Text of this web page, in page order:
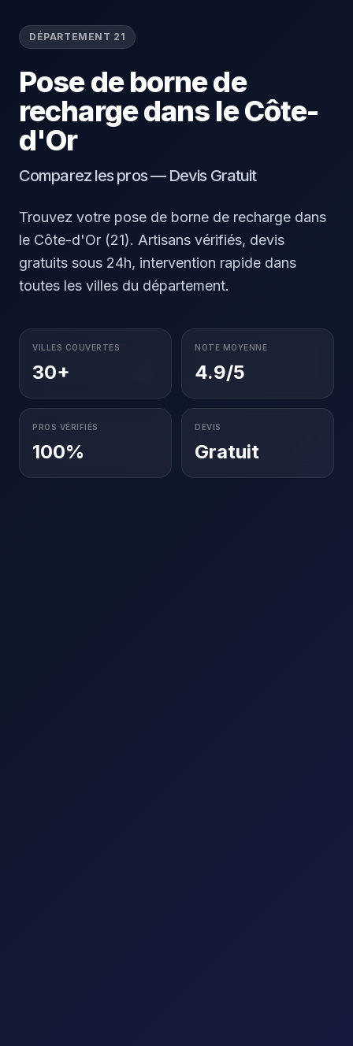
DÉPARTEMENT 21
Pose de borne de
recharge dans le Côte-
d'Or
Comparez les pros — Devis Gratuit
Trouvez votre pose de borne de recharge dans
le Côte-d'Or (21). Artisans vérifiés, devis
gratuits sous 24h, intervention rapide dans
toutes les villes du département.
VILLES COUVERTES
30+
NOTE MOYENNE
4.9/5
PROS VÉRIFIÉS
100%
DEVIS
Gratuit